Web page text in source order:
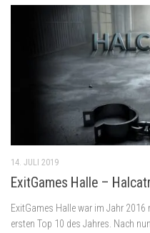
14. JULI 2019
ExitGames Halle –
ExitGames Halle war im Jahr
ersten Top 10 des Jahres. Nach